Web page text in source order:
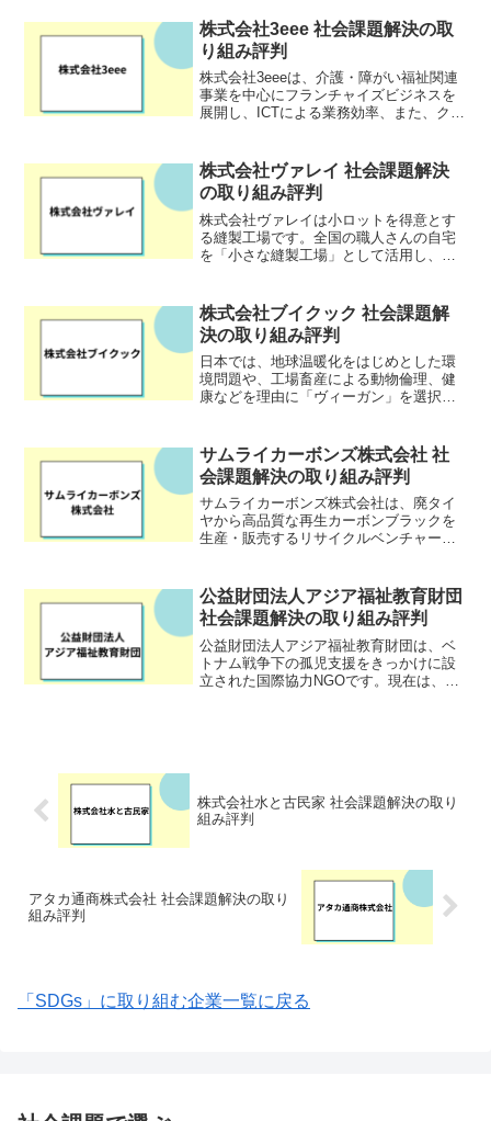
界中から注目を集めています。究極的な
エネルギーソリューション...
株式会社3eee 社会課題解決の取
り組み評判
株式会社3eeeは、介護・障がい福祉関連
事業を中心にフランチャイズビジネスを
展開し、ICTによる業務効率、また、クラ
株式会社ヴァレイ 社会課題解決
の取り組み評判
株式会社ヴァレイは小ロットを得意とす
る縫製工場です。全国の職人さんの自宅
を「小さな縫製工場」として活用し、マ
しています。サンプルから量産まで、全
て国内の縫製工場だからこそ...
株式会社ブイクック 社会課題解
決の取り組み評判
日本では、地球温暖化をはじめとした環
境問題や、工場畜産による動物倫理、健
康などを理由に「ヴィーガン」を選択す
題に取り組むのが、株式会社ブイクッ
ク。ヴィーガン向け宅配サー...
サムライカーボンズ株式会社 社
会課題解決の取り組み評判
サムライカーボンズ株式会社は、廃タイ
ヤから高品質な再生カーボンブラックを
生産・販売するリサイクルベンチャー企
り、同社は独自の熱分解技術を用いて、
カーボンブラックを抽出...
公益財団法人アジア福祉教育財団
社会課題解決の取り組み評判
公益財団法人アジア福祉教育財団は、ベ
トナム戦争下の孤児支援をきっかけに設
立された国際協力NGOです。現在は、日
株式会社水と古民家 社会課題解決の取り
組み評判
アタカ通商株式会社 社会課題解決の取り
組み評判
「SDGs」に取り組む企業一覧に戻る